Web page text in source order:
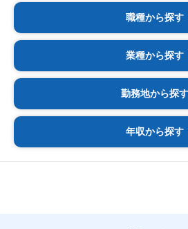
職種から探す
業種から探す
勤務地から探す
年収から探す